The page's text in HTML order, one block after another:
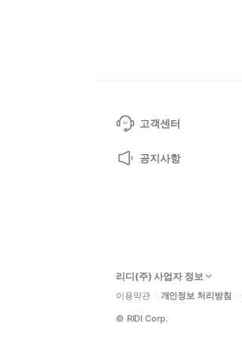
고객센터
공지사항
리디(주) 사업자 정보
이용약관 개인정보 처리방침
© RIDI Corp.